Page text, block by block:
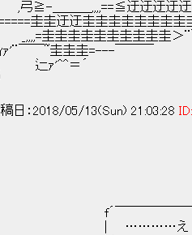
迂迂迂迂迂迂圭圭圭
圭圭圭圭圭圭圭圭圭圭圭
圭圭圭圭圭圭圭圭＞¨
￣~圭圭圭=---￣￣
辷ｧ'^^＝´ ＿＿
__,ｚｚ=≦才'￣
日：2018/05/13(Sun) 21:03:28 ID:
￣￣￣￣
え？